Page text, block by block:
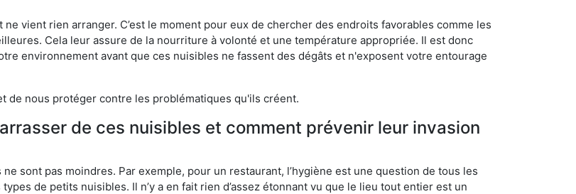
vient rien arranger. C’est le moment pour eux de chercher des endroits favorables comme les
Cela leur assure de la nourriture à volonté et une température appropriée. Il est donc
environnement avant que ces nuisibles ne fassent des dégâts et n'exposent votre entourage
de nous protéger contre les problématiques qu'ils créent.
de ces nuisibles et comment prévenir leur invasion
sont pas moindres. Par exemple, pour un restaurant, l’hygiène est une question de tous les
de petits nuisibles. Il n’y a en fait rien d’assez étonnant vu que le lieu tout entier est un